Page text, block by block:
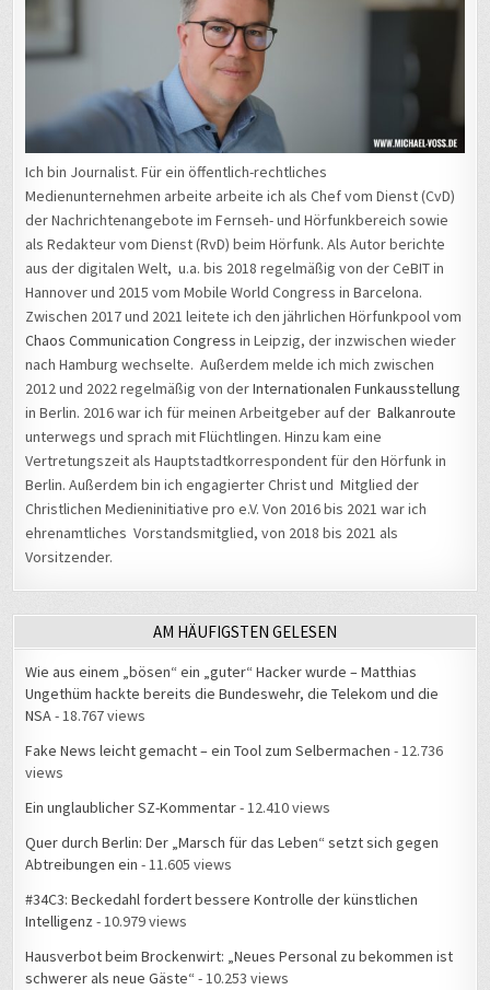
Ich bin Journalist. Für ein öffentlich-rechtliches
Medienunternehmen arbeite arbeite ich als Chef vom Dienst (CvD)
der Nachrichtenangebote im Fernseh- und Hörfunkbereich sowie
als Redakteur vom Dienst (RvD) beim Hörfunk. Als Autor berichte
aus der digitalen Welt, u.a. bis 2018 regelmäßig von der CeBIT in
Hannover und 2015 vom Mobile World Congress in Barcelona.
Zwischen 2017 und 2021 leitete ich den jährlichen Hörfunkpool vom
Chaos Communication Congress in Leipzig, der inzwischen wieder
nach Hamburg wechselte. Außerdem melde ich mich zwischen
2012 und 2022 regelmäßig von derInternationalen Funkausstellung
in Berlin. 2016 war ich für meinen Arbeitgeber auf derBalkanroute
unterwegs und sprach mit Flüchtlingen. Hinzu kam eine
Vertretungszeit als Hauptstadtkorrespondent für den Hörfunk in
Berlin. Außerdem bin ich engagierter Christ und Mitglied der
Christlichen Medieninitiative pro e.V. Von 2016 bis 2021 war ich
ehrenamtliches Vorstandsmitglied, von 2018 bis 2021 als
Vorsitzender.
AM HÄUFIGSTEN GELESEN
Wie aus einem „bösen“ ein „guter“ Hacker wurde – Matthias
Ungethüm hackte bereits die Bundeswehr, die Telekom und die
NSA- 18.767 views
Fake News leicht gemacht – ein Tool zum Selbermachen - 12.736
views
Ein unglaublicher SZ-Kommentar- 12.410 views
Quer durch Berlin: Der „Marsch für das Leben“ setzt sich gegen
Abtreibungen ein - 11.605 views
#34C3: Beckedahl fordert bessere Kontrolle der künstlichen
Intelligenz - 10.979 views
Hausverbot beim Brockenwirt: „Neues Personal zu bekommen ist
schwerer als neue Gäste“ - 10.253 views